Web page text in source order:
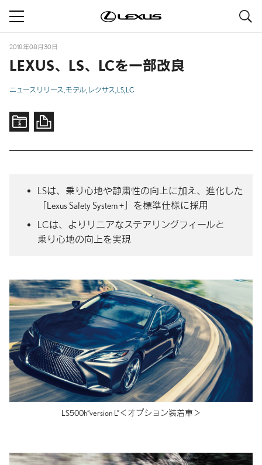
2018年08月30日
LEXUS、LS、LCを一部改良
ニュースリリース モデル レクサス LS LC
LSは、乗り心地や静粛性の向上に加え、 進化した
「Lexus Safety System +」 を標準仕様に採用
LCは、よりリニアなステアリングフィールと
乗り心地の向上を実現
LS500h“version L”＜オプション装着車＞